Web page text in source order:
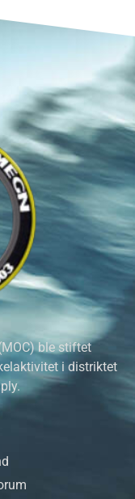
ble stiftet
i distriktet